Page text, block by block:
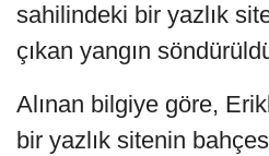
sahilindeki bir yazlık
çıkan yangın
Alınan bilgiye göre,
bir yazlık sitenin